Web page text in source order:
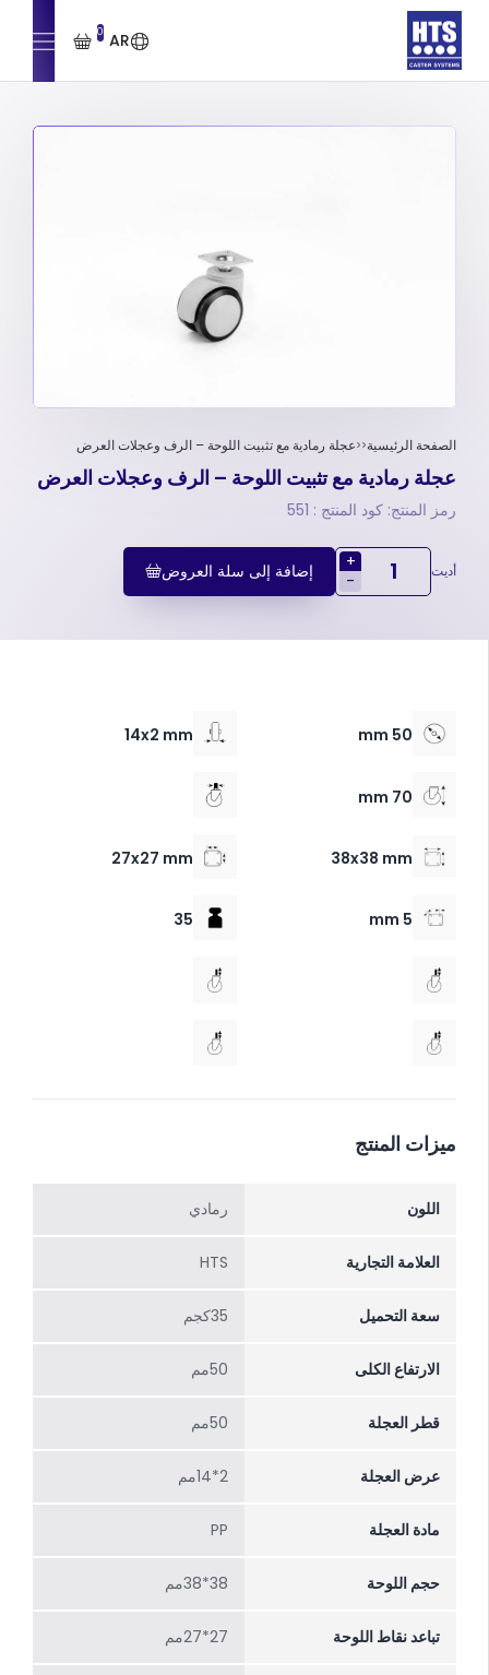
AR
0
الصفحة الرئيسية عجلة رمادية مع تثبیت اللوحة – الرف وعجلات العرض
عجلة رمادية مع تثبیت اللوحة – الرف وعجلات العرض
رمز المنتج: كود المنتج : 551
أديت
+
-
إضافة إلى سلة العروض
50 mm
14x2 mm
70 mm
38x38 mm
27x27 mm
5 mm
35
ميزات المنتج
اللون رمادي
العلامة التجارية HTS
سعة التحميل 35كجم
الارتفاع الکلی 50مم
قطر العجلة 50مم
عرض العجلة 2*14مم
مادة العجلة PP
حجم اللوحة 38*38مم
تباعد نقاط اللوحة 27*27مم